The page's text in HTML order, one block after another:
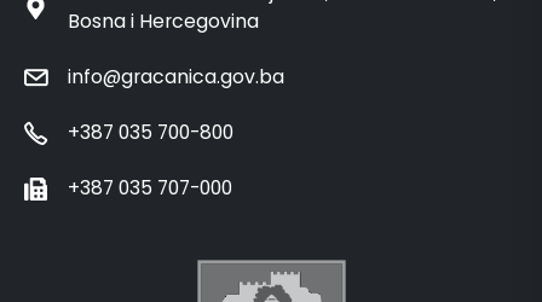
Bosna i Hercegovina
info@gracanica.gov.ba
+387 035 700-800
+387 035 707-000